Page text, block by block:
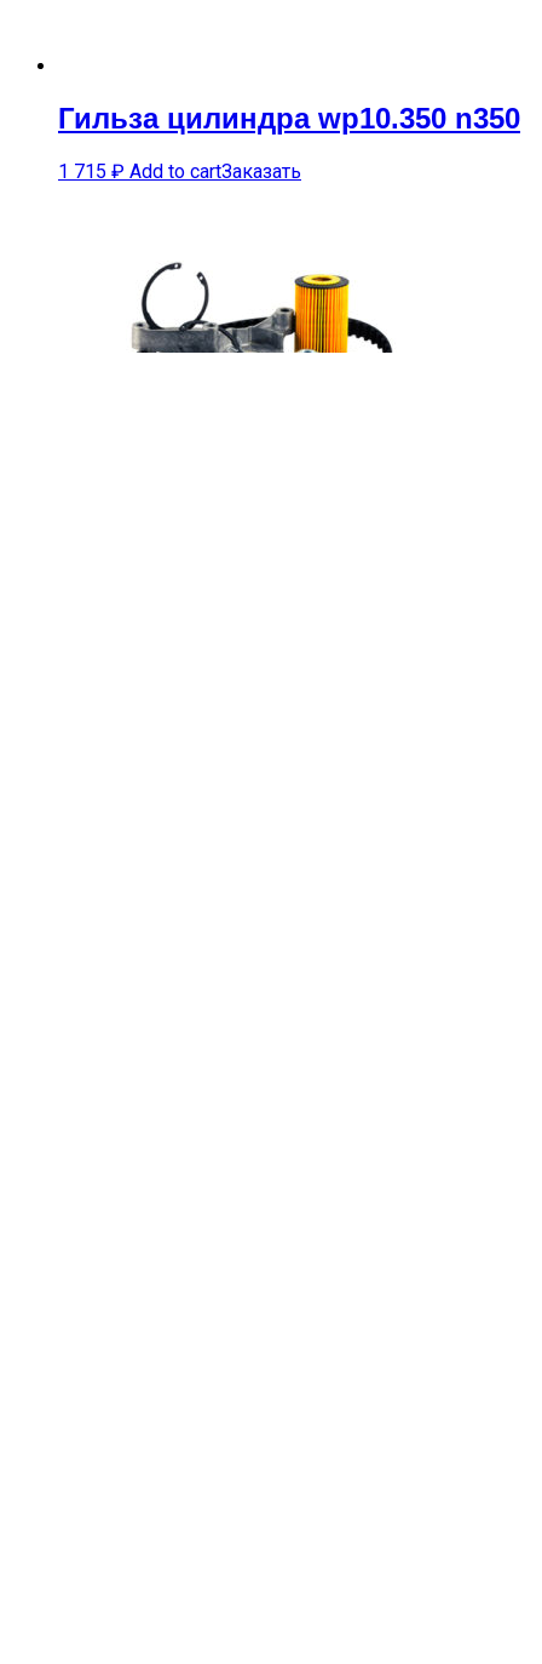
Гильза цилиндра wp10.350 n350
1 715 ₽ Add to cartЗаказать